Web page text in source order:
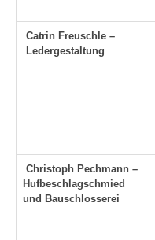
Catrin Freuschle –
Ledergestaltung
Christoph Pechmann –
Hufbeschlagschmied
und Bauschlosserei